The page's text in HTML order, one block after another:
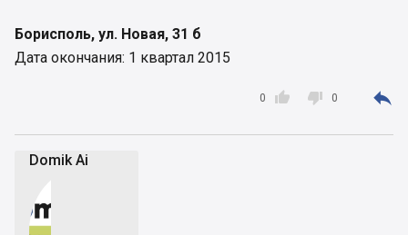
Борисполь, ул. Новая, 31 б
Дата окончания: 1 квартал 2015

0  0 
Domik Ai